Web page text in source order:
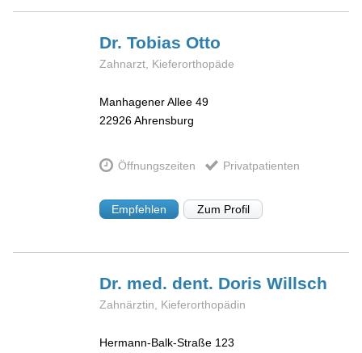
Dr. Tobias Otto
Zahnarzt, Kieferorthopäde
Manhagener Allee 49
22926Ahrensburg
Öffnungszeiten Privatpatienten
Empfehlen Zum Profil
Dr. med. dent. DorisWillsch
Zahnärztin, Kieferorthopädin
Hermann-Balk-Straße 123